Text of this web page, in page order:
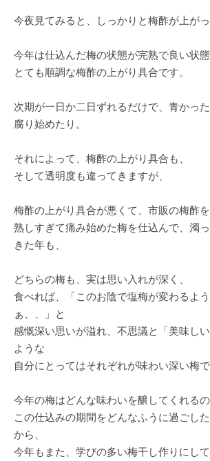
今夜見てみると、しっかりと梅酢が上がっ
今年は仕込んだ梅の状態が完熟で良い状態
とても順調な梅酢の上がり具合です。
次期が一日か二日ずれるだけで、青かった
腐り始めたり。
それによって、梅酢の上がり具合も、
そして透明度も違ってきますが、
梅酢の上がり具合が悪くて、市販の梅酢を
熟しすぎて痛み始めた梅を仕込んで、濁
きた年も、
どちらの梅も、実は思い入れが深く、
食べれば、「このお陰で塩梅が変わるよ
ぁ、、」と
感慨深い思いが溢れ、不思議と「美味し
ような
自分にとってはそれぞれが味わい深い梅で
今年の梅はどんな味わいを醸してくれるの
この仕込みの期間をどんなふうに過ごし
から、
今年もまた、学びの多い梅干し作りにし